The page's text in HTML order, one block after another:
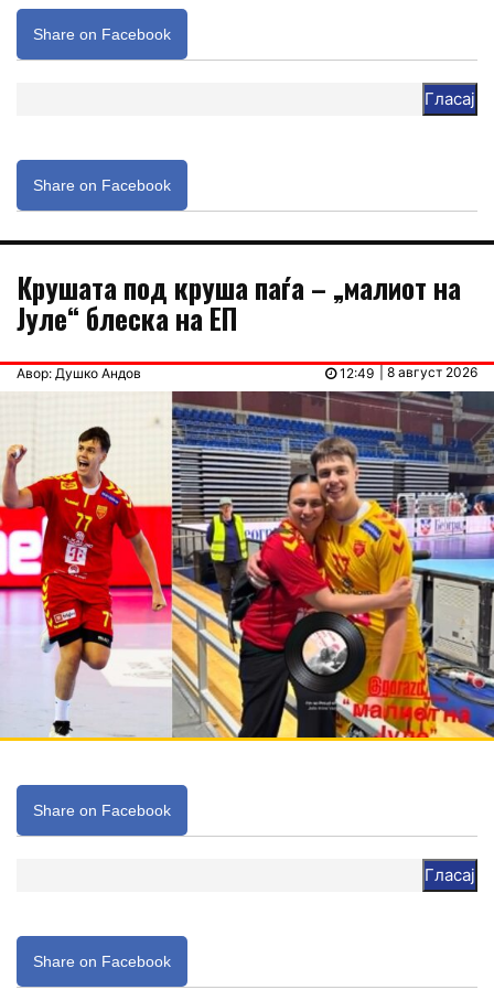
Share on Facebook
Гласај
Share on Facebook
Крушата под круша паѓа – „малиот на
Јуле“ блеска на ЕП
Авор: Душко Андов | 8 август 2026
12:49
Share on Facebook
Гласај
Share on Facebook